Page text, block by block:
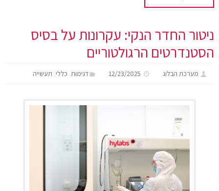
ניטור החדר הנקי: עקרונות על בסיס
הסטנדרטים הרגולטוריים
מערכת הבלוג 12/23/2025 דגימות, כללי, תעשייה